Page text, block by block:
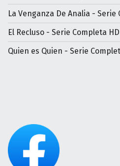
La Venganza De Analia - Serie
El Recluso - Serie Completa HD
Quien es Quien - Serie